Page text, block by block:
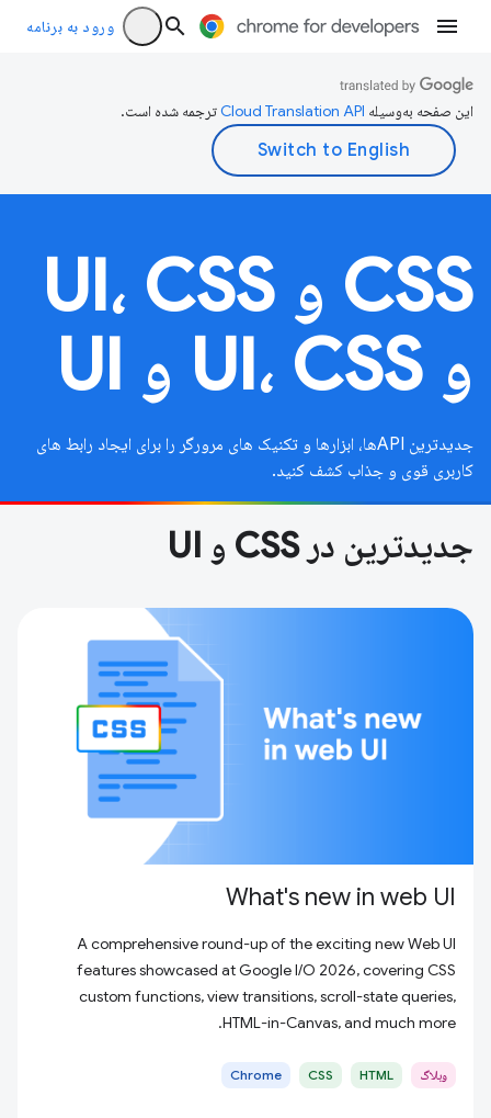
ورود به برنامه
این صفحه به‌وسیله ترجمه شده است.
CSS و UI، CSS
و UI، CSS و UI
جدیدترین APIها، ابزارها و تکنیک های مرورگر را برای ایجاد رابط های
کاربری قوی و جذاب کشف کنید.
جدیدترین در CSS و UI
What's new in web UI
A comprehensive round-up of the exciting new Web UI
features showcased at Google I/O 2026, covering CSS
custom functions, view transitions, scroll-state queries,
HTML-in-Canvas, and much more.
وبلاگ HTML
CSS
Chrome